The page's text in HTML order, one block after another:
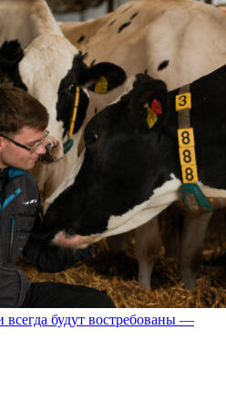
будут востребованы —